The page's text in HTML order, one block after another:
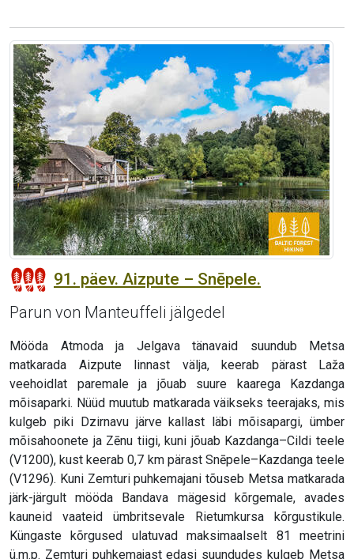
91. päev. Aizpute – Snēpele.
Parun von Manteuffeli jälgedel
Mööda Atmoda ja Jelgava tänavaid suundub Metsa
matkarada Aizpute linnast välja, keerab pärast Laža
veehoidlat paremale ja jõuab suure kaarega Kazdanga
mõisaparki. Nüüd muutub matkarada väikseks teerajaks, mis
kulgeb piki Dzirnavu järve kallast läbi mõisapargi, ümber
mõisahoonete ja Zēnu tiigi, kuni jõuab Kazdanga–Cildi teele
(V1200), kust keerab 0,7 km pärast Snēpele–Kazdanga teele
(V1296). Kuni Zemturi puhkemajani tõuseb Metsa matkarada
järk-järgult mööda Bandava mägesid kõrgemale, avades
kauneid vaateid ümbritsevale Rietumkursa kõrgustikule.
Küngaste kõrgused ulatuvad maksimaalselt 81 meetrini
ü.m.p. Zemturi puhkemajast edasi suundudes kulgeb Metsa